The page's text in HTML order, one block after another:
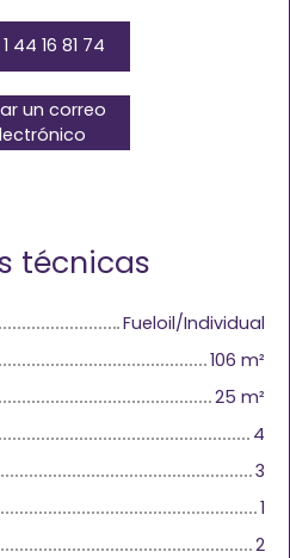
44 16 81 74
un correo
técnicas
Fueloil/Individual
106 m²
25 m²
4
3
1
2